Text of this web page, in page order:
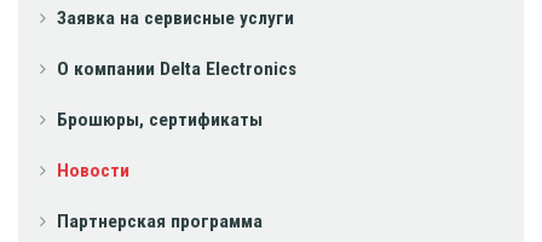
Заявка на сервисные услуги
О компании Delta Electronics
Брошюры, сертификаты
Новости
Партнерская программа